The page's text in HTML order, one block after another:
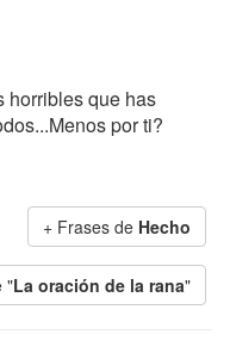
horribles que has
por ti?
+ Frases de Hecho
"La oración de la rana"